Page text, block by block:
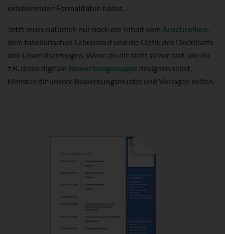
existierenden Formalitäten hältst.
Jetzt muss natürlich nur noch der Inhalt vom Anschreiben
dem tabellarischen Lebenslauf und die Optik des Deckblatts
den Leser überzeugen. Wenn du dir nicht sicher bist, wie du
z.B. deine digitale Bewerbungsmappe designen sollst,
könnten dir unsere Bewerbungsmuster und Vorlagen helfen.